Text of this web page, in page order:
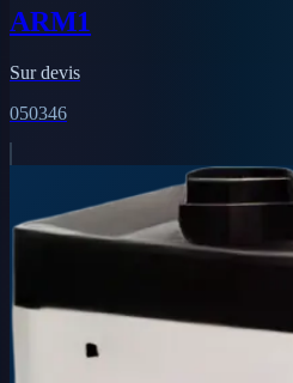
ARM1
Sur devis
050346